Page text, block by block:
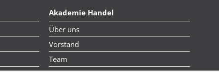
Akademie Handel
Über uns
Vorstand
Team